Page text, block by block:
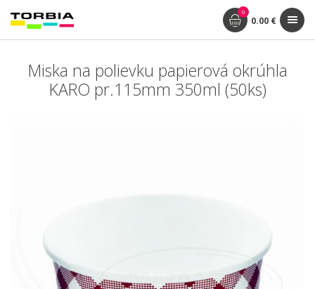
0
0.00 €
Miska na polievku papierová okrúhla
KARO pr.115mm 350ml (50ks)